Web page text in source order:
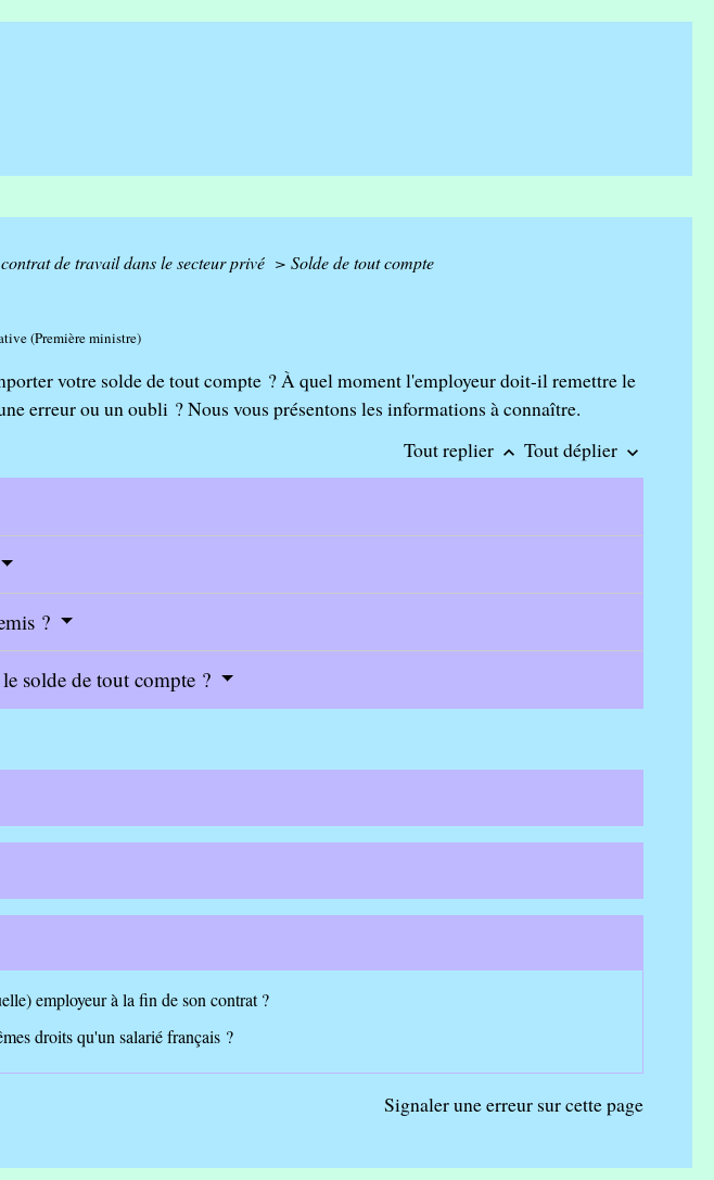
de travail dans le secteur privé > Solde de tout compte
(Première ministre)
votre solde de tout compte ? À quel moment l'employeur doit-il remettre le
erreur ou un oubli ? Nous vous présentons les informations à connaître.
Tout replier keyboard_arrow_up Tout déplier keyboard_arrow_down
?
solde de tout compte ?
employeur à la fin de son contrat ?
droits qu'un salarié français ?
Signaler une erreur sur cette page